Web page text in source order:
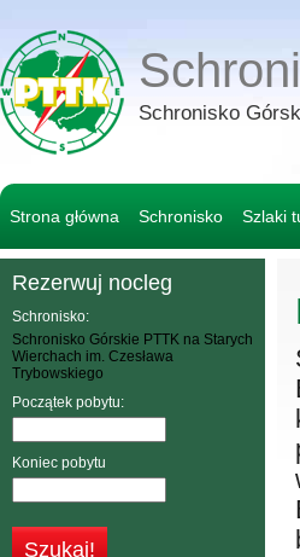
Schronisko
Strona główna Schronisko Szlaki
Rezerwuj nocleg
Schronisko:
Schronisko Górskie PTTK na Starych
Wierchach im. Czesława
Trybowskiego
Początek pobytu:
Koniec pobytu